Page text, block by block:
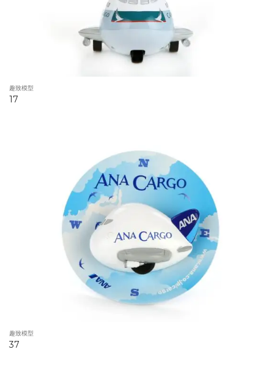
趣致模型
17
趣致模型
37